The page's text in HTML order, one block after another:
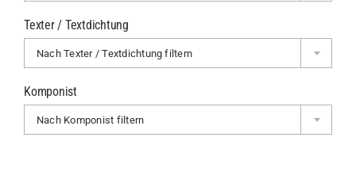
Texter / Textdichtung
Nach Texter / Textdichtung filtern
Komponist
Nach Komponist filtern